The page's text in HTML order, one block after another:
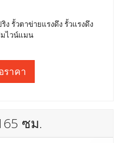
ง รั้วตาข่ายแรงดึง รั้วแรงดึง
ไวน์แมน
ราคา
ซม.